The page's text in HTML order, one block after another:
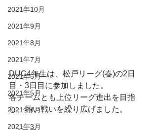
2021年10月
2021年9月
2021年8月
2021年7月
2021年6月
2021年5月
2021年4月
2021年3月
DUC4年生は、松戸リーグ(春)の2日
目・3日目に参加しました。
各チームとも上位リーグ進出を目指
し、熱い戦いを繰り広げました。